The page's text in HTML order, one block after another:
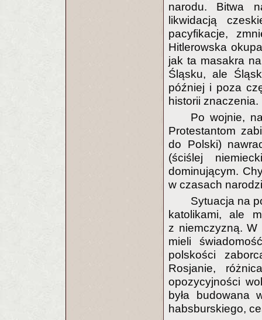
narodu. Bitwa
likwidacją
pacyfikacje,
Hitlerowska
jak ta masakra
Śląsku, ale
później i poza
historii znaczenia.
Po wojnie,
Protestantom
do Polski)
(ściślej
dominującym.
w czasach
Sytuacja na
katolikami, ale
z niemczyzną.
mieli
polskości
Rosjanie,
opozycyjności
była budowana
habsburskiego,